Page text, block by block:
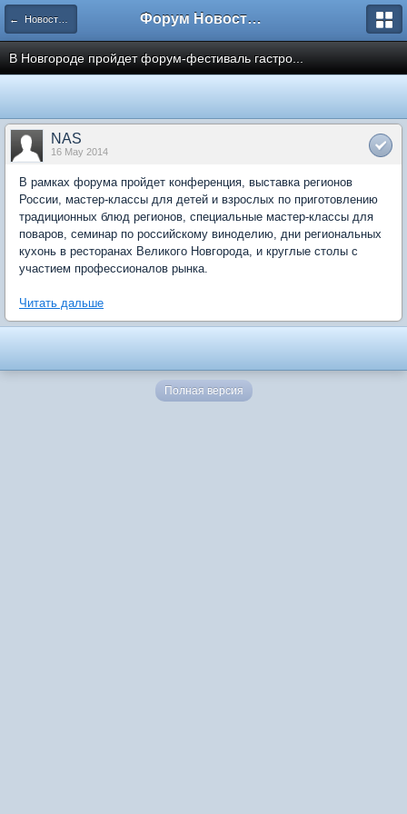
← Новости рынка недвижимости Форум Новостройки
В Новгороде пройдет форум-фестиваль гастро...
NAS
16 May 2014
В рамках форума пройдет конференция, выставка регионов
России, мастер-классы для детей и взрослых по приготовлению
традиционных блюд регионов, специальные мастер-классы для
поваров, семинар по российскому виноделию, дни региональных
кухонь в ресторанах Великого Новгорода, и круглые столы с
участием профессионалов рынка.
Читать дальше
Полная версия